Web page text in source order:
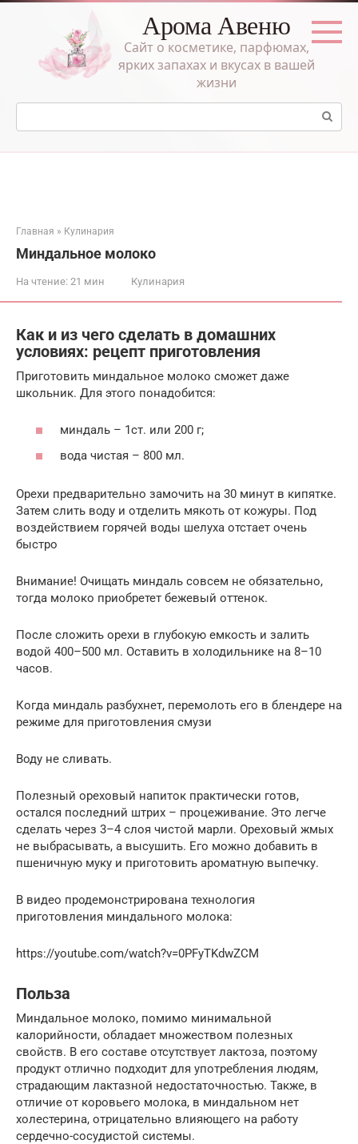
Перейти
Арома Авеню
Сайт о косметике, парфюмах,
ярких запахах и вкусах в вашей
жизни
Поиск:
Главная » Кулинария
Миндальное молоко
На чтение: 21 мин Кулинария
Как и из чего сделать в домашних
условиях: рецепт приготовления
Приготовить миндальное молоко сможет даже
школьник. Для этого понадобится:
миндаль – 1ст. или 200 г;
вода чистая – 800 мл.
Орехи предварительно замочить на 30 минут в кипятке.
Затем слить воду и отделить мякоть от кожуры. Под
воздействием горячей воды шелуха отстает очень
быстро
Внимание! Очищать миндаль совсем не обязательно,
тогда молоко приобретет бежевый оттенок.
После сложить орехи в глубокую емкость и залить
водой 400–500 мл. Оставить в холодильнике на 8–10
часов.
Когда миндаль разбухнет, перемолоть его в блендере на
режиме для приготовления смузи
Воду не сливать.
Полезный ореховый напиток практически готов,
остался последний штрих – процеживание. Это легче
сделать через 3–4 слоя чистой марли. Ореховый жмых
не выбрасывать, а высушить. Его можно добавить в
пшеничную муку и приготовить ароматную выпечку.
В видео продемонстрирована технология
приготовления миндального молока:
https://youtube.com/watch?v=0PFyTKdwZCM
Польза
Миндальное молоко, помимо минимальной
калорийности, обладает множеством полезных
свойств. В его составе отсутствует лактоза, поэтому
продукт отлично подходит для употребления людям,
страдающим лактазной недостаточностью. Также, в
отличие от коровьего молока, в миндальном нет
холестерина, отрицательно влияющего на работу
сердечно-сосудистой системы.